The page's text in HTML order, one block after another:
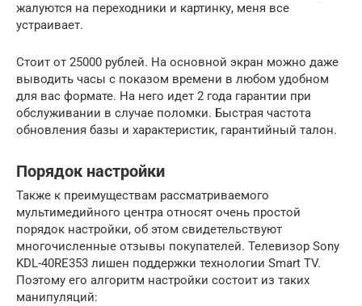
жалуются на переходники и картинку, меня все
устраивает.
Стоит от 25000 рублей. На основной экран можно даже
выводить часы с показом времени в любом удобном
для вас формате. На него идет 2 года гарантии при
обслуживании в случае поломки. Быстрая частота
обновления базы и характеристик, гарантийный талон.
Порядок настройки
Также к преимуществам рассматриваемого
мультимедийного центра относят очень простой
порядок настройки, об этом свидетельствуют
многочисленные отзывы покупателей. Телевизор Sony
KDL-40RE353 лишен поддержки технологии Smart TV.
Поэтому его алгоритм настройки состоит из таких
манипуляций: